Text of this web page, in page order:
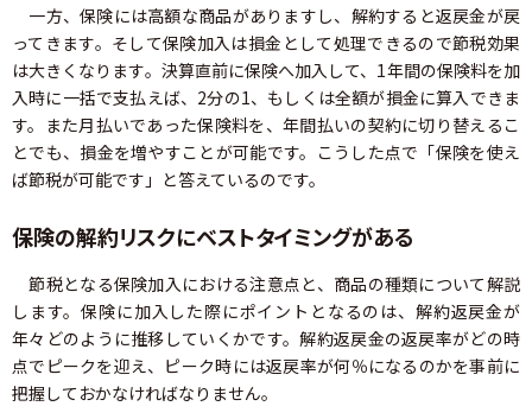
一方、保険には高額な商品がありますし、解約すると返戻金が戻
ってきます。そして保険加入は損金として処理できるので節税効果
は大きくなります。決算直前に保険へ加入して、1年間の保険料を加
入時に一括で支払えば、2分の1、もしくは全額が損金に算入できま
す。また月払いであった保険料を、年間払いの契約に切り替えるこ
とでも、損金を増やすことが可能です。こうした点で「保険を使え
ば節税が可能です」と答えているのです。
保険の解約リスクにベストタイミングがある
節税となる保険加入における注意点と、商品の種類について解説
します。保険に加入した際にポイントとなるのは、解約返戻金が
年々どのように推移していくかです。解約返戻金の返戻率がどの時
点でピークを迎え、ピーク時には返戻率が何％になるのかを事前に
把握しておかなければなりません。